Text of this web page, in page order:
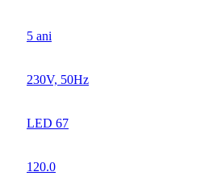
5 ani
230V, 50Hz
LED 67
120.0